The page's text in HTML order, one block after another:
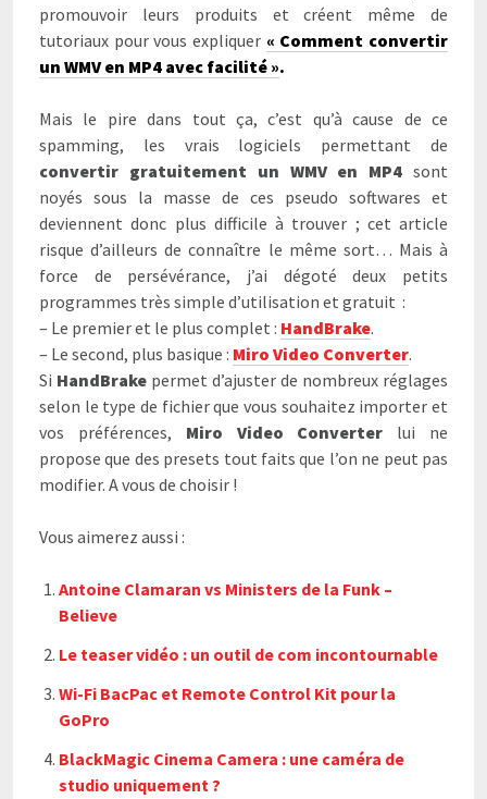
promouvoir leurs produits et créent même de
tutoriaux pour vous expliquer « Comment convertir
un WMV en MP4 avec facilité ».
Mais le pire dans tout ça, c’est qu’à cause de ce
spamming, les vrais logiciels permettant de
convertir gratuitement un WMV en MP4 sont
noyés sous la masse de ces pseudo softwares et
deviennent donc plus difficile à trouver ; cet article
risque d’ailleurs de connaître le même sort… Mais à
force de persévérance, j’ai dégoté deux petits
programmes très simple d’utilisation et gratuit :
– Le premier et le plus complet : HandBrake.
– Le second, plus basique : Miro Video Converter.
Si HandBrake permet d’ajuster de nombreux réglages
selon le type de fichier que vous souhaitez importer et
vos préférences, Miro Video Converter lui ne
propose que des presets tout faits que l’on ne peut pas
modifier. A vous de choisir !
Vous aimerez aussi :
Antoine Clamaran vs Ministers de la Funk –
Believe
Le teaser vidéo : un outil de com incontournable
Wi-Fi BacPac et Remote Control Kit pour la
GoPro
BlackMagic Cinema Camera : une caméra de
studio uniquement ?